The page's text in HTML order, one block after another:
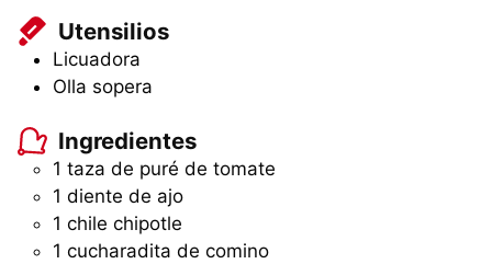
Utensilios
Licuadora
Olla sopera
Ingredientes
1 taza de puré de tomate
1 diente de ajo
1 chile chipotle
1 cucharadita de comino